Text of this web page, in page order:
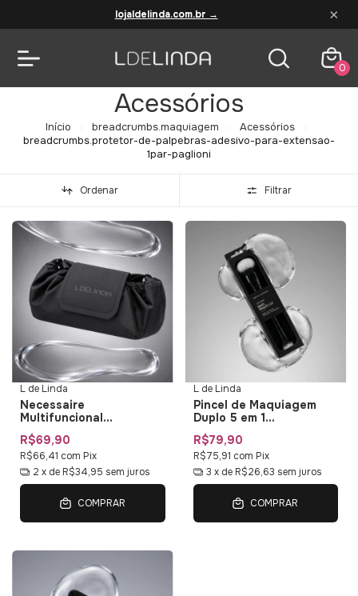
lojaldelinda.com.br → ×
0
Acessórios
Início breadcrumbs.maquiagem
Acessórios
breadcrumbs.protetor-de-palpebras-adesivo-para-extensao-
1par-paglioni
Ordenar Filtrar
L de Linda
Necessaire
Multifuncional
Impermeável L de Linda
— Bolsa de Maquiagem
com Organizadores
R$69,90
R$66,41 com Pix
2 x de R$34,95 sem juros
COMPRAR
L de Linda
Pincel de Maquiagem
Duplo 5 em 1
Multifuncional Duo Multi
01 L de Linda
R$79,90
R$75,91 com Pix
3 x de R$26,63 sem juros
COMPRAR